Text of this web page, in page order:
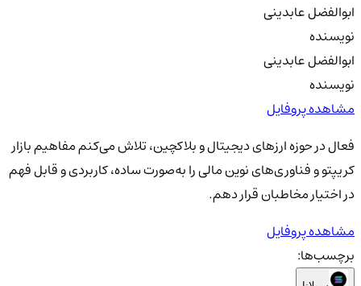
ابوالفضل عابدینی
نویسنده
ابوالفضل عابدینی
نویسنده
مشاهده پروفایل
فعال در حوزه ارزهای دیجیتال و بلاکچین، تلاش می‌کنم مفاهیم بازار
کریپتو و فناوری‌های نوین مالی را به‌صورت ساده، کاربردی و قابل فهم
در اختیار مخاطبان قرار دهم.
مشاهده پروفایل
برچسب‌ها: